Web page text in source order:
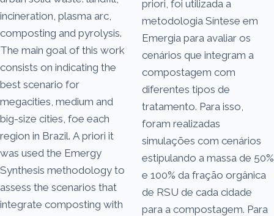
incineration, plasma arc,
composting and pyrolysis.
The main goal of this work
consists on indicating the
best scenario for
megacities, medium and
big-size cities, foe each
region in Brazil. A priori it
was used the Emergy
Synthesis methodology to
assess the scenarios that
integrate composting with
priori, foi utilizada a
metodologia Síntese em
Emergia para avaliar os
cenários que integram a
compostagem com
diferentes tipos de
tratamento. Para isso,
foram realizadas
simulações com cenários
estipulando a massa de 50%
e 100% da fração orgânica
de RSU de cada cidade
para a compostagem. Para